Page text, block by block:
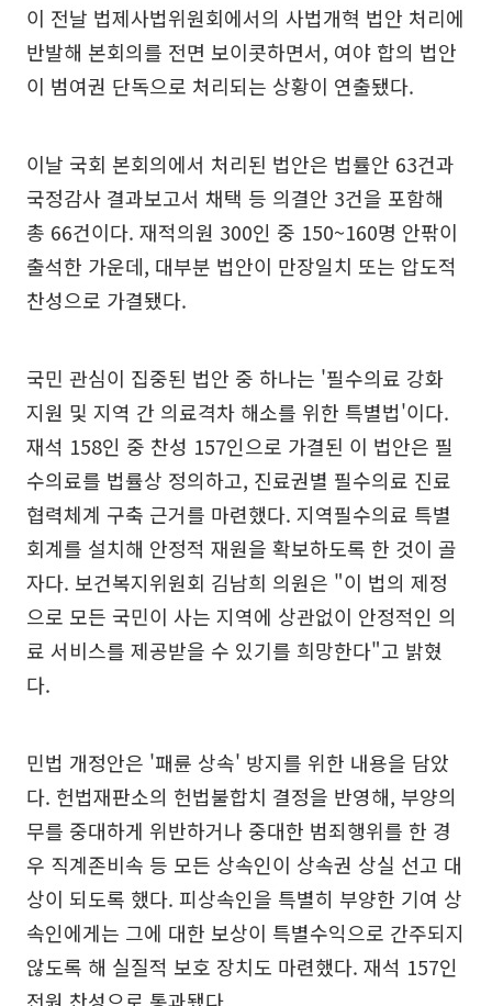
이 전날 법제사법위원회에서의 사법개혁 법안 처리에
반발해 본회의를 전면 보이콧하면서, 여야 합의 법안
이 범여권 단독으로 처리되는 상황이 연출됐다.
이날 국회 본회의에서 처리된 법안은 법률안 63건과
국정감사 결과보고서 채택 등 의결안 3건을 포함해
총 66건이다. 재적의원 300인 중 150~160명 안팎이
출석한 가운데, 대부분 법안이 만장일치 또는 압도적
찬성으로 가결됐다.
국민 관심이 집중된 법안 중 하나는 '필수의료 강화
지원 및 지역 간 의료격차 해소를 위한 특별법'이다.
재석 158인 중 찬성 157인으로 가결된 이 법안은 필
수의료를 법률상 정의하고, 진료권별 필수의료 진료
협력체계 구축 근거를 마련했다. 지역필수의료 특별
회계를 설치해 안정적 재원을 확보하도록 한 것이 골
자다. 보건복지위원회 김남희 의원은 "이 법의 제정
으로 모든 국민이 사는 지역에 상관없이 안정적인 의
료 서비스를 제공받을 수 있기를 희망한다"고 밝혔
다.
민법 개정안은 '패륜 상속' 방지를 위한 내용을 담았
다. 헌법재판소의 헌법불합치 결정을 반영해, 부양의
무를 중대하게 위반하거나 중대한 범죄행위를 한 경
우 직계존비속 등 모든 상속인이 상속권 상실 선고 대
상이 되도록 했다. 피상속인을 특별히 부양한 기여 상
속인에게는 그에 대한 보상이 특별수익으로 간주되지
않도록 해 실질적 보호 장치도 마련했다. 재석 157인